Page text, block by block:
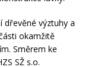
dřevěné výztuhy a
okamžitě
Směrem ke
SŽ s.o.